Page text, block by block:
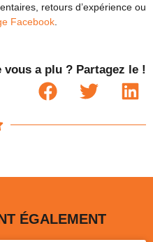
retours d’expérience ou
Facebook
vous a plu ? Partagez le !
ÉGALEMENT